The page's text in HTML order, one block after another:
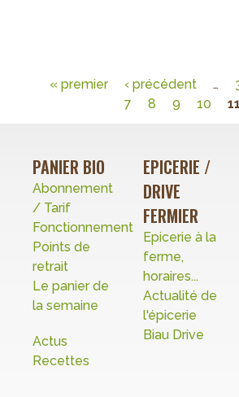
« premier ‹ précédent …
7
8 9 10 11
PANIER BIO
Abonnement
/ Tarif
Fonctionnement
Points de
retrait
Le panier de
la semaine
Actus
Recettes
EPICERIE /
DRIVE
FERMIER
Epicerie à la
ferme,
horaires...
Actualité de
l'épicerie
Biau Drive